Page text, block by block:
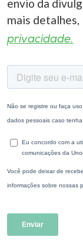
envio da
mais detalhes,
privacidade.